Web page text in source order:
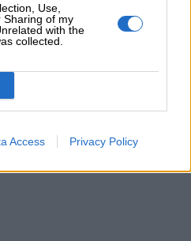
Use,
Sharing of my
with the
collected.
Access Privacy Policy
σωματεία ΠΣΑΣ-
συμβάσεις με τις